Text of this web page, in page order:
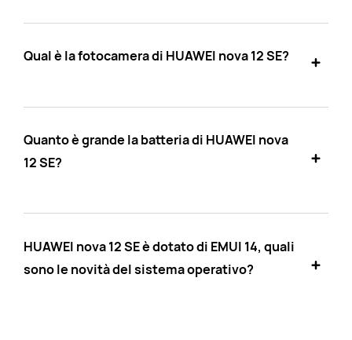
Qual è la fotocamera di HUAWEI nova 12 SE?
Quanto è grande la batteria di HUAWEI nova
12 SE?
HUAWEI nova 12 SE è dotato di EMUI 14, quali
sono le novità del sistema operativo?